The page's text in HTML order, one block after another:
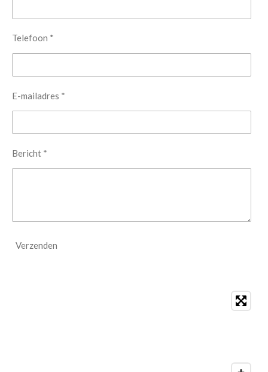
Telefoon *
E-mailadres *
Bericht *
Verzenden